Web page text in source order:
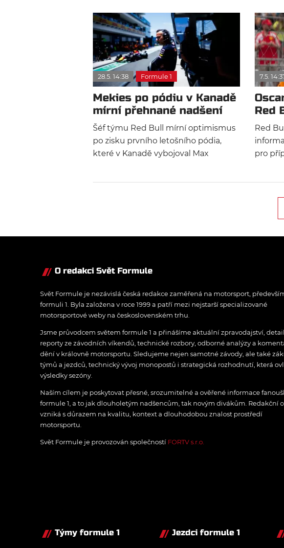
vyšetřování a v Red Bullu jsou
připraveni v případě potřeby
přehodnotit svůj přístup.
vyjádřil
28.5. 14:38 Formule 1
Mekies po pódiu v Kanadě
mírní přehnané nadšení
Šéf týmu Red Bull mírní optimismus
po zisku prvního letošního pódia,
které v Kanadě vybojoval Max
7.5.
Red
Red
pro
O redakci Svět Formule
Svět Formule je nezávislá česká redakce zaměřená na motorsport,
formuli 1. Byla založena v roce 1999 a patří mezi nejstarší specializované
motorsportové weby na československém trhu.
Jsme průvodcem světem formule 1 a přinášíme aktuální zpravodajství,
reporty ze závodních víkendů, technické rozbory, odborné analýzy a
dění v královně motorsportu. Sledujeme nejen samotné závody, ale také
týmů a jezdců, technický vývoj monopostů i strategická rozhodnutí, která
výsledky sezóny.
Naším cílem je poskytovat přesné, srozumitelné a ověřené informace
formule 1, a to jak dlouholetým nadšencům, tak novým divákům. Redakční
vzniká s důrazem na kvalitu, kontext a dlouhodobou znalost prostředí
motorsportu.
Svět Formule je provozován společností FORTV s.r.o.
Týmy formule 1 Jezdci formule 1